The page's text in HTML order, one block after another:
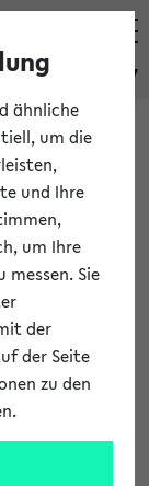
eKVV
Ihre Sitzung
die weiteren
hier
ähnliche
um die
und Ihre
um Ihre
Sie
der
der Seite
zu den